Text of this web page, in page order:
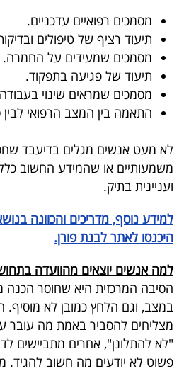
40
UNDER
40
שיתופי
פעולה
דרושים
ניוזלטרים
מייל
אדום
מסמכים רפואיים עדכניים.
תיעוד רציף של טיפולים
מסמכים שמעידים על החמרה.
תיעוד של פגיעה בתפקוד.
מסמכים שמראים שינוי
התאמה בין המצב הרפואי
לא מעט אנשים מגלים בדיעבד
משמעותיים או שהמידע החשוב
ועניינית בתיק.
למידע נוסף, מדריכים והכוונה
היכנסו לאתר לבנת פורן.
למה אנשים יוצאים מהוועדה
הסיבה המרכזית היא שחוסר הכנה
במצב, וגם הלחץ כמובן לא
מצליחים להסביר באמת מה עובר
"לא להתלונן", אחרים מתביישים
פשוט לא יודעים מה חשוב להגיד.